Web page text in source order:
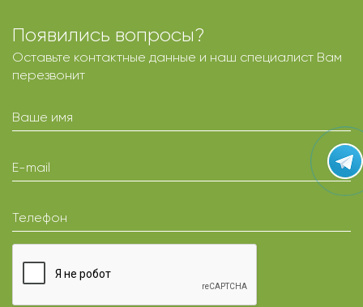
Появились вопросы?
Оставьте контактные данные и наш специалист Вам
перезвонит
Ваше имя
E-mail
Телефон